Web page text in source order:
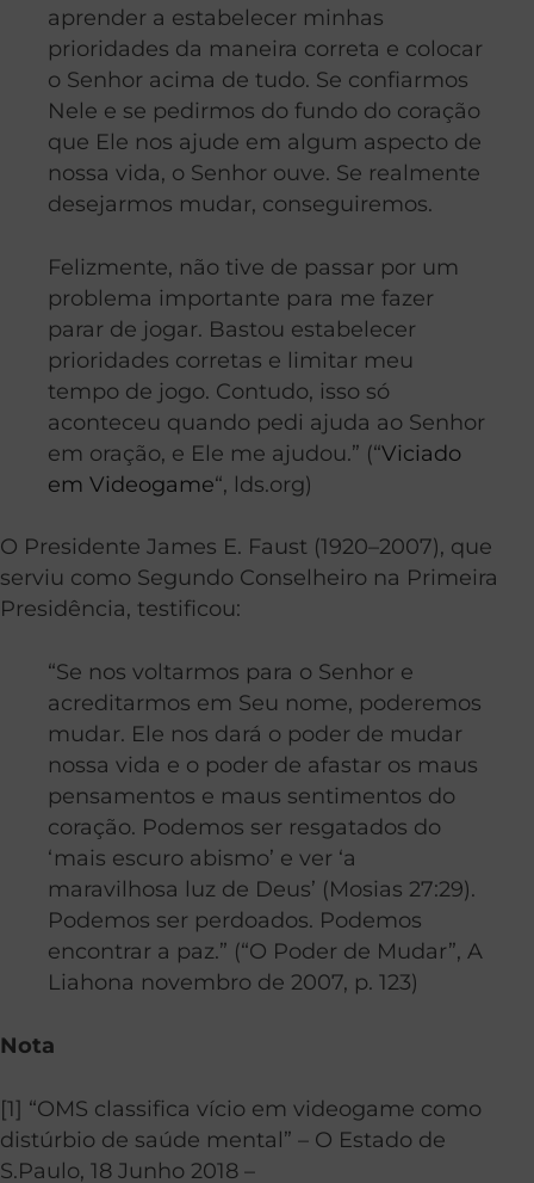
aprender a estabelecer minhas
prioridades da maneira correta e colocar
o Senhor acima de tudo. Se confiarmos
Nele e se pedirmos do fundo do coração
que Ele nos ajude em algum aspecto de
nossa vida, o Senhor ouve. Se realmente
desejarmos mudar, conseguiremos.
Felizmente, não tive de passar por um
problema importante para me fazer
parar de jogar. Bastou estabelecer
prioridades corretas e limitar meu
tempo de jogo. Contudo, isso só
aconteceu quando pedi ajuda ao Senhor
em oração, e Ele me ajudou.” (“Viciado
em Videogame“, lds.org)
O Presidente James E. Faust (1920–2007), que
serviu como Segundo Conselheiro na Primeira
Presidência, testificou:
“Se nos voltarmos para o Senhor e
acreditarmos em Seu nome, poderemos
mudar. Ele nos dará o poder de mudar
nossa vida e o poder de afastar os maus
pensamentos e maus sentimentos do
coração. Podemos ser resgatados do
‘mais escuro abismo’ e ver ‘a
maravilhosa luz de Deus’ (Mosias 27:29).
Podemos ser perdoados. Podemos
encontrar a paz.” (“O Poder de Mudar”, A
Liahona novembro de 2007, p. 123)
Nota
[1] “OMS classifica vício em videogame como
distúrbio de saúde mental” – O Estado de
S.Paulo, 18 Junho 2018 –